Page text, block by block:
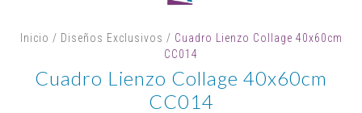
Inicio / Diseños Exclusivos / Cuadro Lienzo Collage 40x60cm
CC014
Cuadro Lienzo Collage 40x60cm
CC014